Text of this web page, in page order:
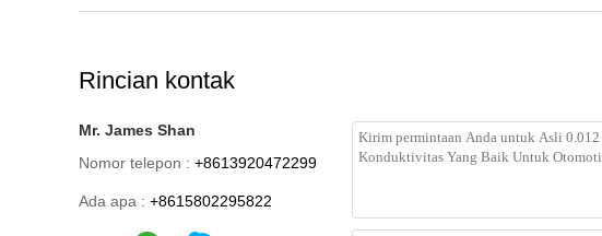
Rincian kontak
Mr. James Shan
Nomor telepon : +8613920472299
Ada apa : +8615802295822